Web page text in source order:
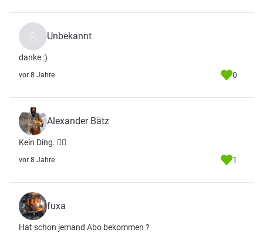
Unbekannt
danke :)
vor 8 Jahre 0
Alexander Bätz
Kein Ding. 👍🏻
vor 8 Jahre 1
fuxa
Hat schon jemand Abo bekommen ?